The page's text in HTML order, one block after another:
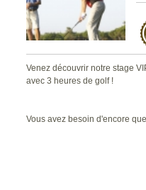
Venez découvrir notre stage
avec 3 heures de golf !
Vous avez besoin d'encore